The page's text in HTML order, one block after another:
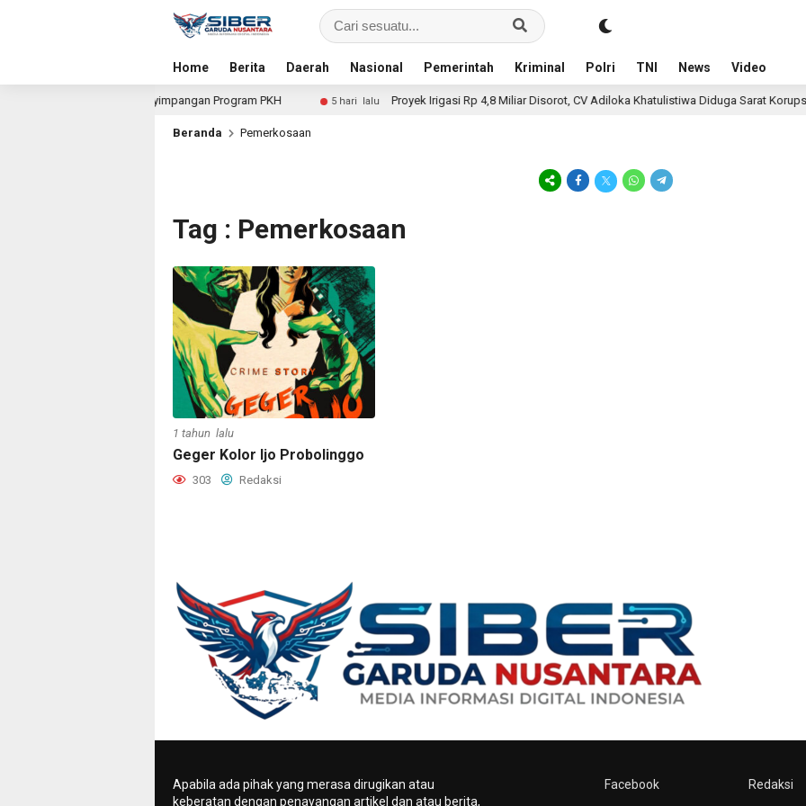
Home Berita Daerah Nasional Pemerintah Kriminal Polri TNI News Video
Dalami Dugaan Penyimpangan Program PKH 5 hari lalu Proyek Irigasi Rp 4,8 Miliar Disorot, CV Adiloka Khatulistiwa Diduga Sarat Korupsi
Beranda Pemerkosaan
Tag : Pemerkosaan
1 tahun lalu
Geger Kolor Ijo Probolinggo
303 Redaksi
Facebook
Redaksi
Apabila ada pihak yang merasa dirugikan atau
keberatan dengan penayangan artikel dan atau berita,